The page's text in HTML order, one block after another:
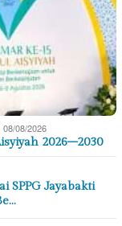
08/08/2026
2026–2030
SPPG Jayabakti